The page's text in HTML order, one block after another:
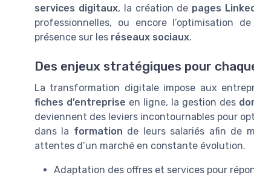
services digitaux, la création de pages
professionnelles, ou encore l’optimisation
présence sur les réseaux sociaux.
Des enjeux stratégiques pour
La transformation digitale impose aux
fiches d’entreprise en ligne, la gestion des
deviennent des leviers incontournables pour
dans la formation de leurs salariés afin de
attentes d’un marché en constante évolution.
Adaptation des offres et services pour